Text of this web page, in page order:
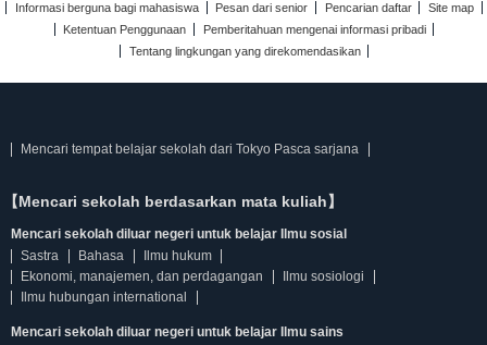
Informasi berguna bagi mahasiswa
Pesan dari senior Pencarian daftar
Site map
Ketentuan Penggunaan
Pemberitahuan mengenai informasi pribadi
Tentang lingkungan yang direkomendasikan
Mencari tempat belajar sekolah dari Tokyo Pasca sarjana
【Mencari sekolah berdasarkan mata kuliah】
Mencari sekolah diluar negeri untuk belajar Ilmu sosial
Sastra
Bahasa
Ilmu hukum
Ekonomi, manajemen, dan perdagangan
Ilmu sosiologi
Ilmu hubungan international
Mencari sekolah diluar negeri untuk belajar Ilmu sains